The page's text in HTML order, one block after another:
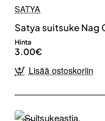
SATYA
Satya suitsuke Nag
Hinta
3.00€
Lisää ostoskoriin